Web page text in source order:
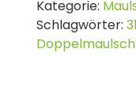
|
SW
6
Kategorie:
Schlagwörter: